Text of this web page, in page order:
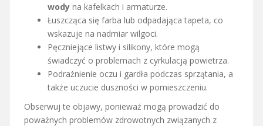
wody na kafelkach i armaturze.
Łuszcząca się farba lub odpadająca tapeta, co
wskazuje na nadmiar wilgoci.
Pęczniejące listwy i silikony, które mogą
świadczyć o problemach z cyrkulacją powietrza.
Podrażnienie oczu i gardła podczas sprzątania, a
także uczucie duszności w pomieszczeniu.
Obserwuj te objawy, ponieważ mogą prowadzić do
poważnych problemów zdrowotnych związanych z